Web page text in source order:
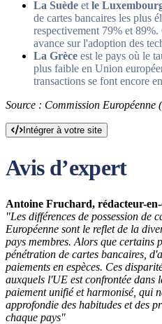
La Suède et le
de cartes bancaires les plus
respectivement 79% et 89%.
avance sur l'adoption des
La Grèce est le pays où le
plus faible en Union
transactions se font encore
Source : Commission Européenne
Intégrer à votre site
Avis d’expert
Antoine Fruchard, rédacteur-
"Les différences de possession de
Européenne sont le reflet de la
pays membres. Alors que certains
pénétration de cartes bancaires,
paiements en espèces. Ces
auxquels l'UE est confrontée dans
paiement unifié et harmonisé, qui
approfondie des habitudes et des
chaque pays"